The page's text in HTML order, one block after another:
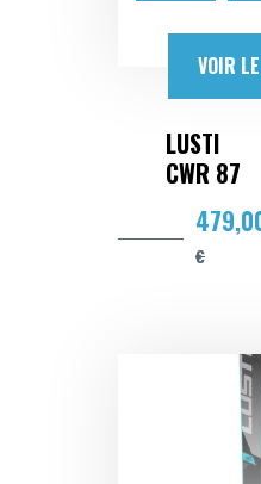
VOIR
LUSTI
CWR 87
€